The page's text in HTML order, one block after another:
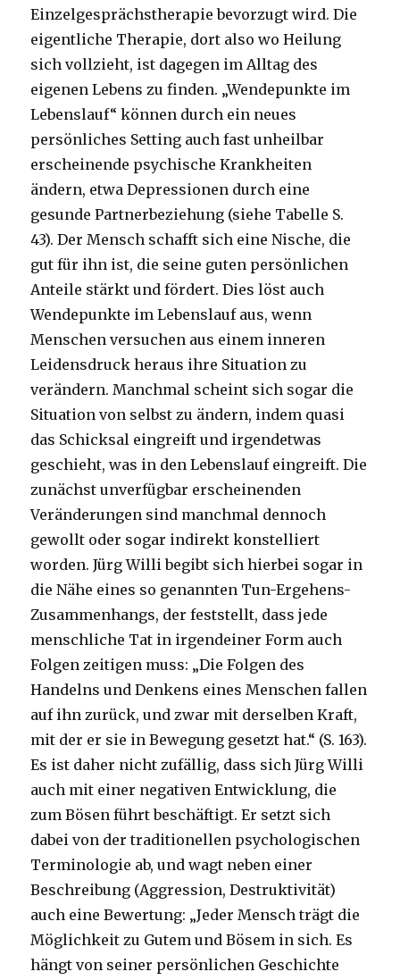
Einzelgesprächstherapie bevorzugt wird. Die
eigentliche Therapie, dort also wo Heilung
sich vollzieht, ist dagegen im Alltag des
eigenen Lebens zu finden. „Wendepunkte im
Lebenslauf“ können durch ein neues
persönliches Setting auch fast unheilbar
erscheinende psychische Krankheiten
ändern, etwa Depressionen durch eine
gesunde Partnerbeziehung (siehe Tabelle S.
43). Der Mensch schafft sich eine Nische, die
gut für ihn ist, die seine guten persönlichen
Anteile stärkt und fördert. Dies löst auch
Wendepunkte im Lebenslauf aus, wenn
Menschen versuchen aus einem inneren
Leidensdruck heraus ihre Situation zu
verändern. Manchmal scheint sich sogar die
Situation von selbst zu ändern, indem quasi
das Schicksal eingreift und irgendetwas
geschieht, was in den Lebenslauf eingreift. Die
zunächst unverfügbar erscheinenden
Veränderungen sind manchmal dennoch
gewollt oder sogar indirekt konstelliert
worden. Jürg Willi begibt sich hierbei sogar in
die Nähe eines so genannten Tun-Ergehens-
Zusammenhangs, der feststellt, dass jede
menschliche Tat in irgendeiner Form auch
Folgen zeitigen muss: „Die Folgen des
Handelns und Denkens eines Menschen fallen
auf ihn zurück, und zwar mit derselben Kraft,
mit der er sie in Bewegung gesetzt hat.“ (S. 163).
Es ist daher nicht zufällig, dass sich Jürg Willi
auch mit einer negativen Entwicklung, die
zum Bösen führt beschäftigt. Er setzt sich
dabei von der traditionellen psychologischen
Terminologie ab, und wagt neben einer
Beschreibung (Aggression, Destruktivität)
auch eine Bewertung: „Jeder Mensch trägt die
Möglichkeit zu Gutem und Bösem in sich. Es
hängt von seiner persönlichen Geschichte